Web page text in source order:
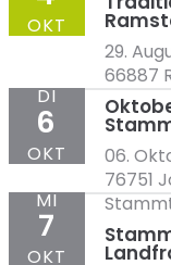
29.
66887
OKT
06.
76751
DI
6
OKT
MI
7
OKT